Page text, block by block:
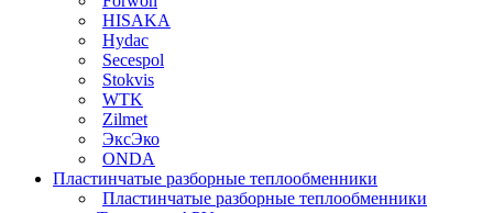
HISAKA
Hydac
Secespol
Stokvis
WTK
Zilmet
ЭксЭко
ONDA
Пластинчатые разборные теплообменники
Пластинчатые разборные теплообменники